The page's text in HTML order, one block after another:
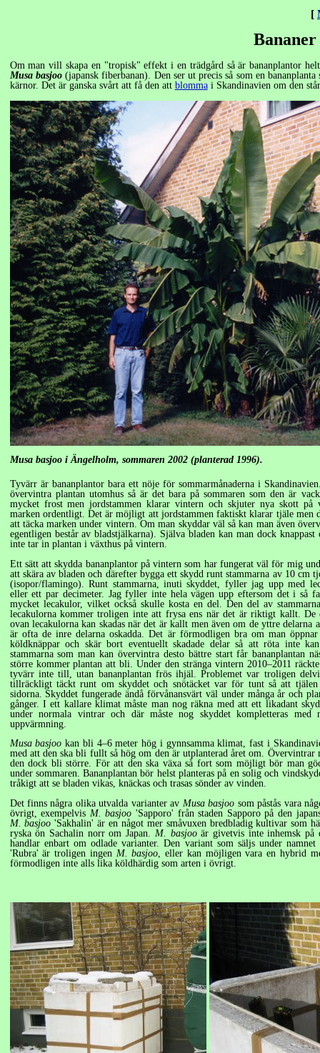
[
Om man vill skapa en "tropisk" effekt i en trädgård så är bananplantor
Musa basjoo(japansk fiberbanan). Den ser ut precis så som en
kärnor. Det är ganska svårt att få den att blommai Skandinavien om den
Musa basjoo i Ängelholm, sommaren 2002 (planterad 1996).
Tyvärr är bananplantor bara ett nöje för sommarmånaderna i
övervintra plantan utomhus så är det bara på sommaren som den är
mycket frost men jordstammen klarar vintern och skjuter nya skott på
marken ordentligt. Det är möjligt att jordstammen faktiskt klarar tjäle men
att täcka marken under vintern. Om man skyddar väl så kan man även
egentligen består av bladstjälkarna). Själva bladen kan man dock
inte tar in plantan i växthus på vintern.
Ett sätt att skydda bananplantor på vintern som har fungerat väl för mig
att skära av bladen och därefter bygga ett skydd runt stammarna av 10 cm
(isopor/flamingo). Runt stammarna, inuti skyddet, fyller jag upp med
eller ett par decimeter. Jag fyller inte hela vägen upp eftersom det i så
mycket lecakulor, vilket också skulle kosta en del. Den del av
lecakulorna kommer troligen inte att frysa ens när det är riktigt kallt. De
ovan lecakulorna kan skadas när det är kallt men även om de yttre delarna
är ofta de inre delarna oskadda. Det är förmodligen bra om man öppnar
köldknäppar och skär bort eventuellt skadade delar så att röta inte
stammarna som man kan övervintra desto bättre start får bananplantan
större kommer plantan att bli. Under den stränga vintern 2010–2011
tyvärr inte till, utan bananplantan frös ihjäl. Problemet var troligen
tillräckligt täckt runt om skyddet och snötäcket var för tunt så att
sidorna. Skyddet fungerade ändå förvånansvärt väl under många år och
gånger. I ett kallare klimat måste man nog räkna med att ett likadant
under normala vintrar och där måste nog skyddet kompletteras
uppvärmning.
Musa basjoo kan bli 4–6 meter hög i gynnsamma klimat, fast i
med att den ska bli fullt så hög om den är utplanterad året om. Övervintrar
den dock bli större. För att den ska växa så fort som möjligt bör man
under sommaren. Bananplantan bör helst planteras på en solig och
tråkigt att se bladen vikas, knäckas och trasas sönder av vinden.
Det finns några olika utvalda varianter av Musa basjoo som påstås vara
övrigt, exempelvis M. basjoo 'Sapporo' från staden Sapporo på den
M. basjoo 'Sakhalin' är en något mer småvuxen bredbladig kultivar som
ryska ön Sachalin norr om Japan. M. basjooär givetvis inte inhemsk på
handlar enbart om odlade varianter. Den variant som säljs under namnet
'Rubra' är troligen ingen M. basjoo , eller kan möjligen vara en hybrid
förmodligen inte alls lika köldhärdig som arten i övrigt.